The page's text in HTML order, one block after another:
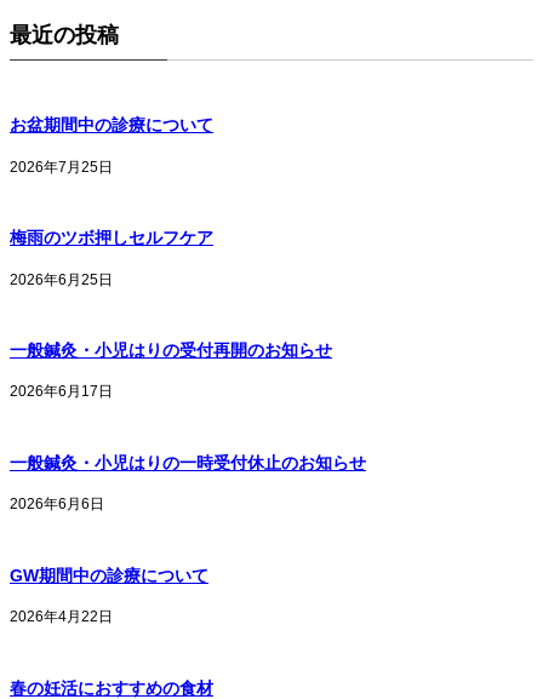
最近の投稿
お盆期間中の診療について
2026年7月25日
梅雨のツボ押しセルフケア
2026年6月25日
一般鍼灸・小児はりの受付再開のお知らせ
2026年6月17日
一般鍼灸・小児はりの一時受付休止のお知らせ
2026年6月6日
GW期間中の診療について
2026年4月22日
春の妊活におすすめの食材